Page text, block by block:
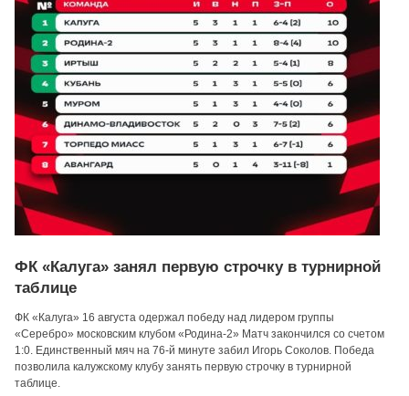
ФК «Калуга» занял первую строчку в турнирной
таблице
ФК «Калуга» 16 августа одержал победу над лидером группы
«Серебро» московским клубом «Родина-2» Матч закончился со счетом
1:0. Единственный мяч на 76-й минуте забил Игорь Соколов. Победа
позволила калужскому клубу занять первую строчку в турнирной
таблице.